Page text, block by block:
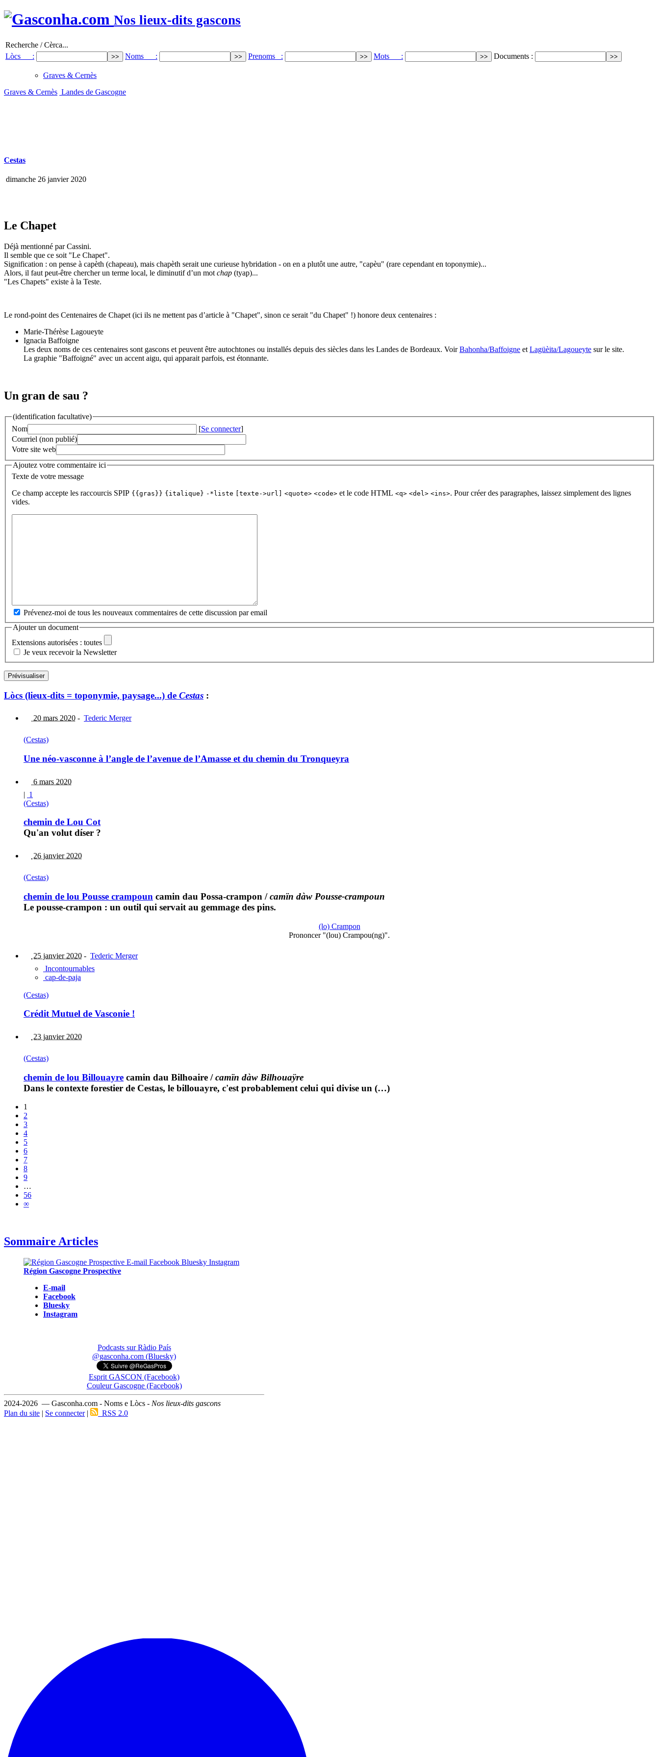
Nos lieux-dits gascons
Recherche / Cèrca...
Lòcs :
Noms : Prenoms : Mots : Documents :
Graves & Cernès
Graves & Cernès Landes de Gascogne
Cestas
dimanche 26 janvier 2020
Le Chapet
Déjà mentionné par Cassini.
Il semble que ce soit "Le Chapet".
Signification : on pense à capèth (chapeau), mais chapèth serait une curieuse hybridation - on en a plutôt une autre, "capèu" (rare cependant en toponymie)...
Alors, il faut peut-être chercher un terme local, le diminutif d’un mot chap (tyap)...
"Les Chapets" existe à la Teste.
Le rond-point des Centenaires de Chapet (ici ils ne mettent pas d’article à "Chapet", sinon ce serait "du Chapet" !) honore deux centenaires :
Marie-Thérèse Lagoueyte
Ignacia Baffoigne
Les deux noms de ces centenaires sont gascons et peuvent être autochtones ou installés depuis des siècles dans les Landes de Bordeaux. VoirBahonha/Baffoigne et Lagüèita/Lagoueyte sur le site.
La graphie "Baffoigné" avec un accent aigu, qui apparait parfois, est étonnante.
Un gran de sau ?
(identification facultative)
Nom
[Se connecter]
Courriel (non publié)
Votre site web
Ajoutez votre commentaire ici
Texte de votre message
Ce champ accepte les raccourcis SPIP {{gras}} {italique} -*liste [texte->url] <quote> <code> et le code HTML <q> <del> <ins>. Pour créer des paragraphes, laissez simplement des lignes
vides.
Prévenez-moi de tous les nouveaux commentaires de cette discussion par email
Ajouter un document
Extensions autorisées : toutes
Je veux recevoir la Newsletter
Lòcs (lieux-dits = toponymie, paysage...) de Cestas :
20 mars 2020 - Tederic Merger
(Cestas)
Une néo-vasconne à l’angle de l’avenue de l’Amasse et du chemin du Tronqueyra
6 mars 2020
| 1
(Cestas)
chemin de Lou Cot
Qu'an volut díser ?
26 janvier 2020
(Cestas)
chemin de lou Pousse crampoun camin dau Possa-crampon /camïn dàw Pousse-crampoun
Le pousse-crampon : un outil qui servait au gemmage des pins.
(lo) Crampon
Prononcer "(lou) Crampou(ng)".
25 janvier 2020 - Tederic Merger
Incontournables
cap-de-paja
(Cestas)
Crédit Mutuel de Vasconie !
23 janvier 2020
(Cestas)
chemin de lou Billouayre camin dau Bilhoaire /camïn dàw Bilhouaÿre
Dans le contexte forestier de Cestas, le billouayre, c'est probablement celui qui divise un (…)
1
2
3
4
5
6
7
8
9
…
56
∞
Sommaire Articles
Région Gascogne Prospective
E-mail
Facebook
Bluesky
Instagram
Podcasts sur Ràdio País
@gasconha.com (Bluesky)
Esprit GASCON (Facebook)
Couleur Gascogne (Facebook)
2024-2026 — Gasconha.com - Noms e Lòcs - Nos lieux-dits gascons
Plan du site | Se connecter| RSS 2.0